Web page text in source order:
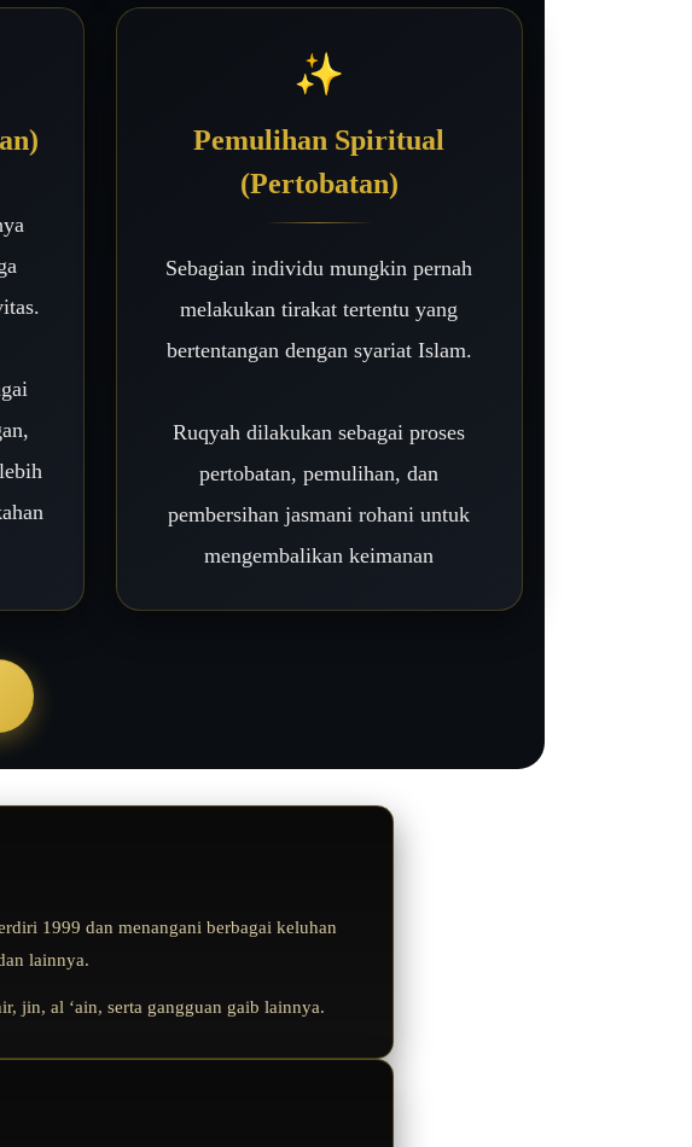
✨
Pemulihan Spiritual
(Pertobatan)
Sebagian individu mungkin pernah
melakukan tirakat tertentu yang
bertentangan dengan syariat Islam.
Ruqyah dilakukan sebagai proses
pertobatan, pemulihan, dan
pembersihan jasmani rohani untuk
mengembalikan keimanan
1999 dan menangani berbagai keluhan
lainnya.
jin, al ‘ain, serta gangguan gaib lainnya.